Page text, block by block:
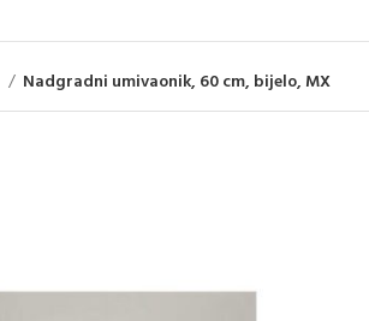
Nadgradni umivaonik, 60 cm, bijelo, MX